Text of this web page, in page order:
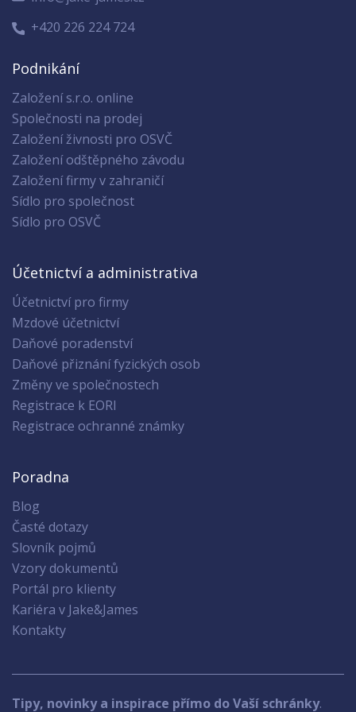
+420 226 224 724
Podnikání
Založení s.r.o. online
Společnosti na prodej
Založení živnosti pro OSVČ
Založení odštěpného závodu
Založení firmy v zahraničí
Sídlo pro společnost
Sídlo pro OSVČ
Účetnictví a administrativa
Účetnictví pro firmy
Mzdové účetnictví
Daňové poradenství
Daňové přiznání fyzických osob
Změny ve společnostech
Registrace k EORI
Registrace ochranné známky
Poradna
Blog
Časté dotazy
Slovník pojmů
Vzory dokumentů
Portál pro klienty
Kariéra v Jake&James
Kontakty
Tipy, novinky a inspirace přímo do Vaší schránky.